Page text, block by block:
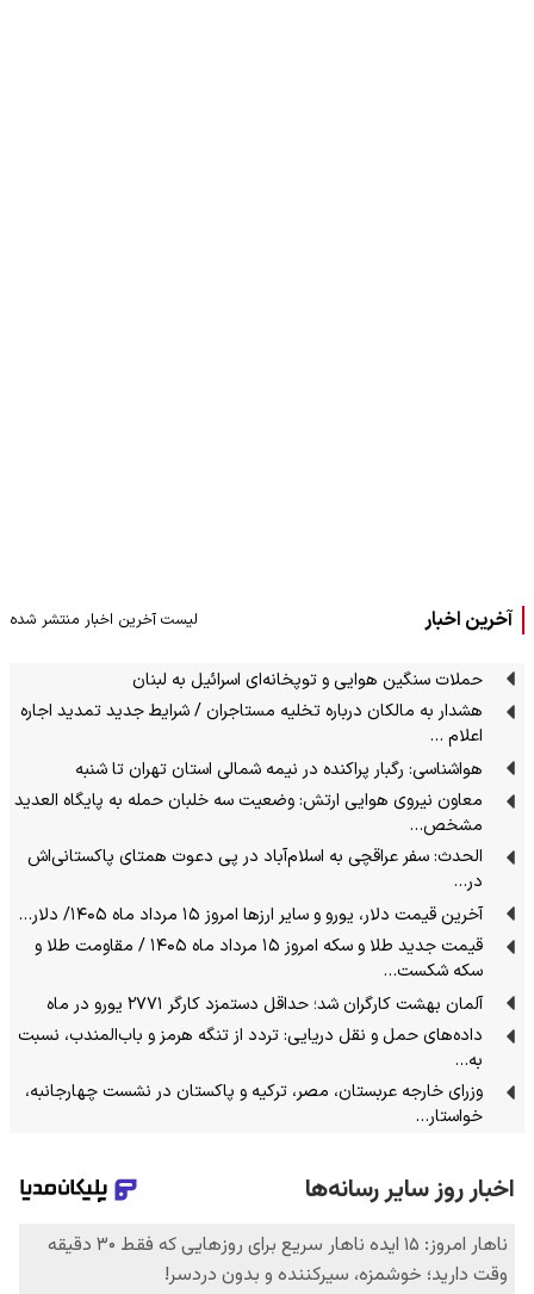
آخرین اخبار لیست آخرین اخبار منتشر شده
حملات سنگین هوایی و توپخانه‌ای اسرائیل به لبنان
هشدار به مالکان درباره تخلیه مستاجران / شرایط جدید تمدید اجاره
اعلام …
هواشناسی: رگبار پراکنده در نیمه شمالی استان تهران تا شنبه
معاون نیروی هوایی ارتش: وضعیت سه خلبان حمله به پایگاه العدید
مشخص…
الحدث: سفر عراقچی به اسلام‌آباد در پی دعوت همتای پاکستانی‌اش
در…
آخرین قیمت دلار، یورو و سایر ارزها امروز ۱۵ مرداد ماه ۱۴۰۵/ دلار…
قیمت جدید طلا و سکه امروز ۱۵ مرداد ماه ۱۴۰۵ / مقاومت طلا و
سکه شکست…
آلمان بهشت کارگران شد؛ حداقل دستمزد کارگر ۲۷۷۱ یورو در ماه
داده‌های حمل‌ و نقل دریایی: تردد از تنگه‌ هرمز و باب‌المندب، نسبت
به…
وزرای خارجه عربستان، مصر، ترکیه و پاکستان در نشست چهارجانبه،
خواستار…